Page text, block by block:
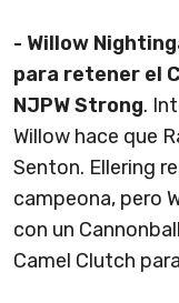
- Willow
para retener el
NJPW Strong.
Willow hace que
Senton. Ellering
campeona, pero
con un
Camel Clutch